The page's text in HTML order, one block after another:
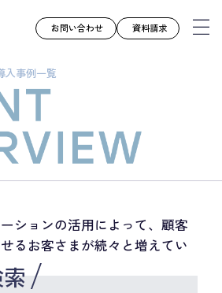
お問い合わせ 資料請求
入事例一覧
ションの活用によって、顧客
るお客さまが続々と増えてい